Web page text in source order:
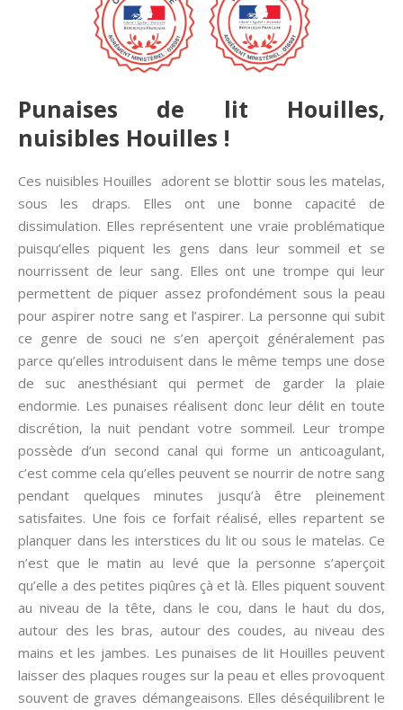
Punaises de lit Houilles,
nuisibles Houilles !
Ces nuisibles Houilles adorent se blottir sous les matelas,
sous les draps. Elles ont une bonne capacité de
dissimulation. Elles représentent une vraie problématique
puisqu’elles piquent les gens dans leur sommeil et se
nourrissent de leur sang. Elles ont une trompe qui leur
permettent de piquer assez profondément sous la peau
pour aspirer notre sang et l’aspirer. La personne qui subit
ce genre de souci ne s’en aperçoit généralement pas
parce qu’elles introduisent dans le même temps une dose
de suc anesthésiant qui permet de garder la plaie
endormie. Les punaises réalisent donc leur délit en toute
discrétion, la nuit pendant votre sommeil. Leur trompe
possède d’un second canal qui forme un anticoagulant,
c’est comme cela qu’elles peuvent se nourrir de notre sang
pendant quelques minutes jusqu’à être pleinement
satisfaites. Une fois ce forfait réalisé, elles repartent se
planquer dans les interstices du lit ou sous le matelas. Ce
n’est que le matin au levé que la personne s’aperçoit
qu’elle a des petites piqûres çà et là. Elles piquent souvent
au niveau de la tête, dans le cou, dans le haut du dos,
autour des les bras, autour des coudes, au niveau des
mains et les jambes. Les punaises de lit Houilles peuvent
laisser des plaques rouges sur la peau et elles provoquent
souvent de graves démangeaisons. Elles déséquilibrent le